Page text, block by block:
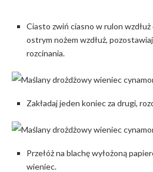
Ciasto zwiń ciasno w rulon
ostrym nożem wzdłuż,
rozcinania.
Zakładaj jeden koniec za drugi,
Przełóż na blachę wyłożoną
wieniec.